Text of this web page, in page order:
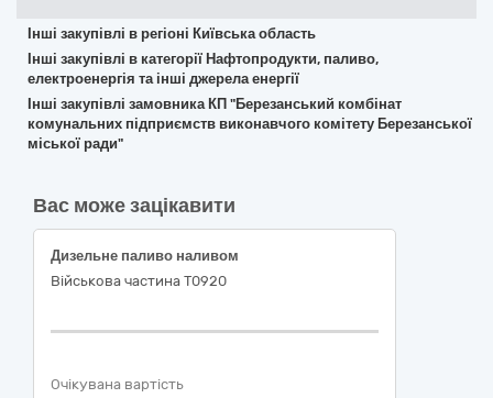
Інші закупівлі в регіоні Київська область
Інші закупівлі в категорії Нафтопродукти, паливо,
електроенергія та інші джерела енергії
Інші закупівлі замовника КП "Березанський комбінат
комунальних підприємств виконавчого комітету Березанської
міської ради"
Вас може зацікавити
Дизельне паливо наливом
Військова частина Т0920
Очікувана вартість